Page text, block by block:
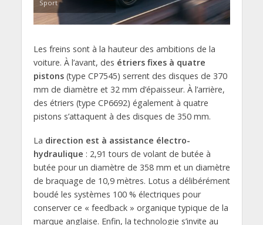
Sport
Les freins sont à la hauteur des ambitions de la
voiture. À l’avant, des étriers fixes à quatre
pistons(type CP7545) serrent des disques de 370
mm de diamètre et 32 mm d’épaisseur. À l’arrière,
des étriers (type CP6692) également à quatre
pistons s’attaquent à des disques de 350 mm.
La direction est à assistance électro-
hydraulique : 2,91 tours de volant de butée à
butée pour un diamètre de 358 mm et un diamètre
de braquage de 10,9 mètres. Lotus a délibérément
boudé les systèmes 100 % électriques pour
conserver ce « feedback » organique typique de la
marque anglaise. Enfin, la technologie s’invite au